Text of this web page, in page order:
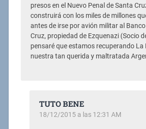
presos en el Nuevo Penal de Santa
construirá con los miles de millones
antes de irse por avión militar al
Cruz, propiedad de Ezquenazi (Socio
pensaré que estamos recuperando La
nuestra tan querida y maltratada
TUTO BENE
18/12/2015 a las 12:31 AM